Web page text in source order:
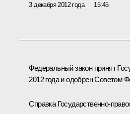
3 декабря 2012 года 15:45
Федеральный закон принят
2012 года и одобрен Советом
Справка Государственно-